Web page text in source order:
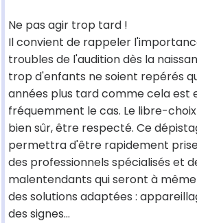
Ne pas agir trop tard !
Il convient de rappeler
troubles de l'audition dès la
trop d'enfants ne soient repérés
années plus tard comme cela est
fréquemment le cas. Le libre-
bien sûr, être respecté. Ce
permettra d'être rapidement
des professionnels spécialisés et
malentendants qui seront à
des solutions adaptées :
des signes...